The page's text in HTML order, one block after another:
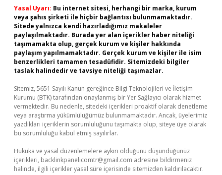
Yasal Uyarı: Bu internet sitesi, herhangi bir marka, kurum
veya şahıs şirketi ile hiçbir bağlantısı bulunmamaktadır.
Sitede yalnızca kendi hazırladığımız makaleler
paylaşılmaktadır. Burada yer alan içerikler haber niteliği
taşımamakta olup, gerçek kurum ve kişiler hakkında
paylaşım yapılmamaktadır. Gerçek kurum ve kişiler ile isim
benzerlikleri tamamen tesadüfidir. Sitemizdeki bilgiler
taslak halindedir ve tavsiye niteliği taşımazlar.
Sitemiz, 5651 Sayılı Kanun gereğince Bilgi Teknolojileri ve İletişim
Kurumu (BTK) tarafından onaylanmış bir Yer Sağlayıcı olarak hizmet
vermektedir. Bu nedenle, sitedeki içerikleri proaktif olarak denetleme
veya araştırma yükümlülüğümüz bulunmamaktadır. Ancak, üyelerimiz
yazdıkları içeriklerin sorumluluğunu taşımakta olup, siteye üye olarak
bu sorumluluğu kabul etmiş sayılırlar.
Hukuka ve yasal düzenlemelere aykırı olduğunu düşündüğünüz
içerikleri, backlinkpanelicomtr@gmail.com adresine bildirmeniz
halinde, ilgili içerikler yasal süre içerisinde sitemizden kaldırılacaktır.